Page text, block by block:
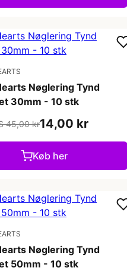
Nøglering Tynd
30mm - 10 stk
45,00 kr14,00 kr
Køb her
Nøglering Tynd
50mm - 10 stk